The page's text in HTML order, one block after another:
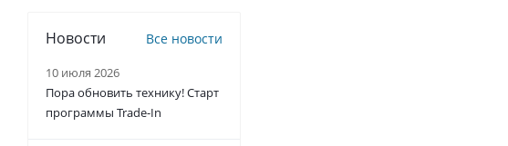
Новости Все новости
10 июля 2026
Пора обновить технику! Старт
программы Trade-In